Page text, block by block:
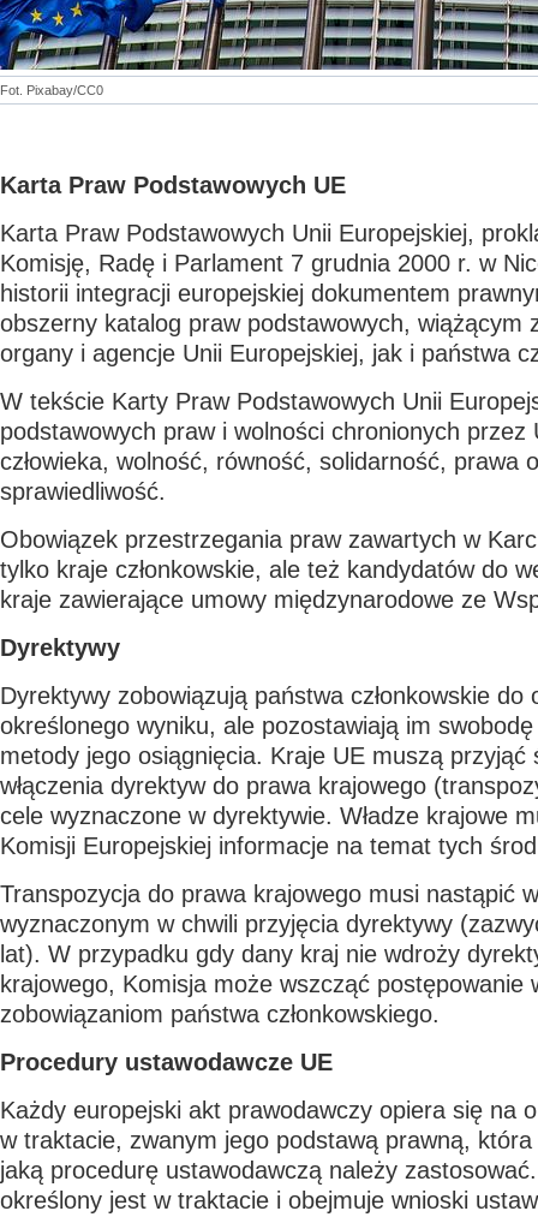
Fot. Pixabay/CC0
Karta Praw Podstawowych UE
Karta Praw Podstawowych Unii Europejskiej,
Komisję, Radę i Parlament 7 grudnia 2000 r. w
historii integracji europejskiej dokumentem
obszerny katalog praw podstawowych, wiążącym
organy i agencje Unii Europejskiej, jak i państwa
W tekście Karty Praw Podstawowych Unii
podstawowych praw i wolności chronionych przez
człowieka, wolność, równość, solidarność, prawa
sprawiedliwość.
Obowiązek przestrzegania praw zawartych w
tylko kraje członkowskie, ale też kandydatów do
kraje zawierające umowy międzynarodowe ze
Dyrektywy
Dyrektywy zobowiązują państwa członkowskie do
określonego wyniku, ale pozostawiają im
metody jego osiągnięcia. Kraje UE muszą przyjąć
włączenia dyrektyw do prawa krajowego
cele wyznaczone w dyrektywie. Władze krajowe
Komisji Europejskiej informacje na temat tych
Transpozycja do prawa krajowego musi nastąpić
wyznaczonym w chwili przyjęcia dyrektywy
lat). W przypadku gdy dany kraj nie wdroży
krajowego, Komisja może wszcząć postępowanie
zobowiązaniom państwa członkowskiego.
Procedury ustawodawcze UE
Każdy europejski akt prawodawczy opiera się na
w traktacie, zwanym jego podstawą prawną,
jaką procedurę ustawodawczą należy
określony jest w traktacie i obejmuje wnioski